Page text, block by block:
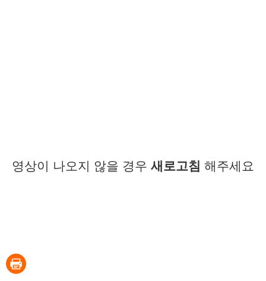
영상이 나오지 않을 경우 새로고침 해주세요